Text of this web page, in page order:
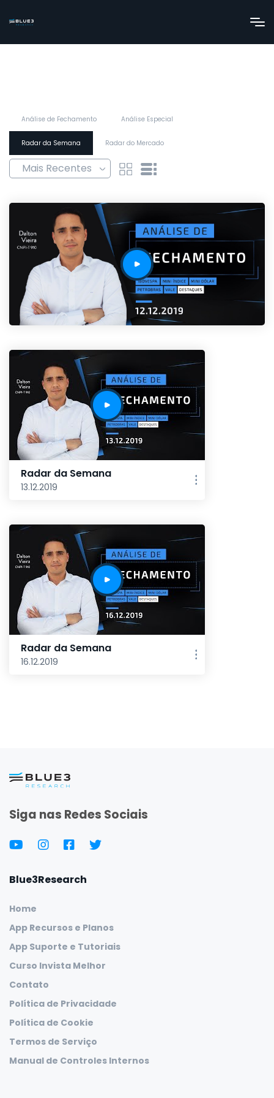
Análise de Fechamento Análise Especial
Radar da Semana Radar do Mercado
Radar da Semana
13.12.2019
Radar da Semana
16.12.2019
Siga nas Redes Sociais
Blue3Research
Home
App Recursos e Planos
App Suporte e Tutoriais
Curso Invista Melhor
Contato
Política de Privacidade
Política de Cookie
Termos de Serviço
Manual de Controles Internos